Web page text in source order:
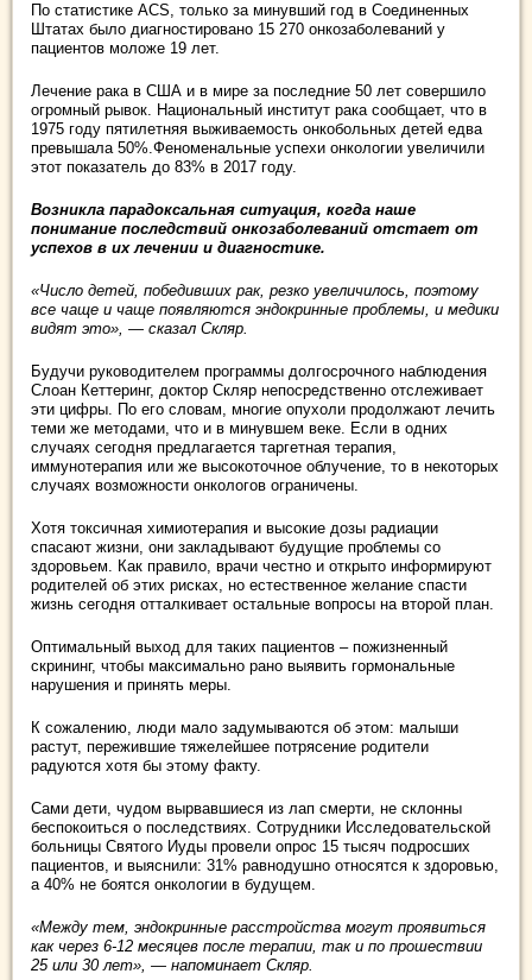
По статистике ACS, только за минувший год в Соединенных
Штатах было диагностировано 15 270 онкозаболеваний у
пациентов моложе 19 лет.
Лечение рака в США и в мире за последние 50 лет совершило
огромный рывок. Национальный институт рака сообщает, что в
1975 году пятилетняя выживаемость онкобольных детей едва
превышала 50%.Феноменальные успехи онкологии увеличили
этот показатель до 83% в 2017 году.
Возникла парадоксальная ситуация, когда наше
понимание последствий онкозаболеваний отстает от
успехов в их лечении и диагностике.
«Число детей, победивших рак, резко увеличилось, поэтому
все чаще и чаще появляются эндокринные проблемы, и медики
видят это», — сказал Скляр.
Будучи руководителем программы долгосрочного наблюдения
Слоан Кеттеринг, доктор Скляр непосредственно отслеживает
эти цифры. По его словам, многие опухоли продолжают лечить
теми же методами, что и в минувшем веке. Если в одних
случаях сегодня предлагается таргетная терапия,
иммунотерапия или же высокоточное облучение, то в некоторых
случаях возможности онкологов ограничены.
Хотя токсичная химиотерапия и высокие дозы радиации
спасают жизни, они закладывают будущие проблемы со
здоровьем. Как правило, врачи честно и открыто информируют
родителей об этих рисках, но естественное желание спасти
жизнь сегодня отталкивает остальные вопросы на второй план.
Оптимальный выход для таких пациентов – пожизненный
скрининг, чтобы максимально рано выявить гормональные
нарушения и принять меры.
К сожалению, люди мало задумываются об этом: малыши
растут, пережившие тяжелейшее потрясение родители
радуются хотя бы этому факту.
Сами дети, чудом вырвавшиеся из лап смерти, не склонны
беспокоиться о последствиях. Сотрудники Исследовательской
больницы Святого Иуды провели опрос 15 тысяч подросших
пациентов, и выяснили: 31% равнодушно относятся к здоровью,
а 40% не боятся онкологии в будущем.
«Между тем, эндокринные расстройства могут проявиться
как через 6-12 месяцев после терапии, так и по прошествии
25 или 30 лет», — напоминает Скляр.